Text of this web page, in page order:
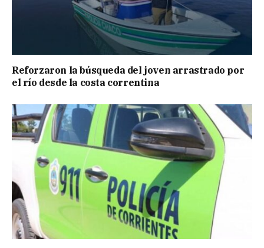
Reforzaron la búsqueda del joven arrastrado por
el río desde la costa correntina